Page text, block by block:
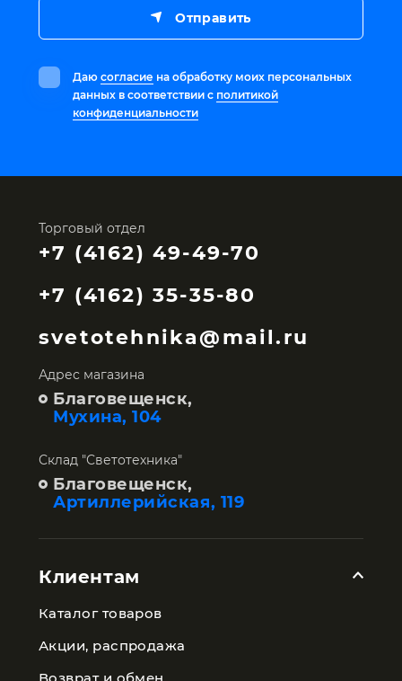
Даю согласие на обработку моих персональных
данных в соответствии с политикой
конфиденциальности
Отправить
Торговый отдел
+7 (4162) 49-49-70
+7 (4162) 35-35-80
svetotehnika@mail.ru
Адрес магазина
Благовещенск,
Мухина, 104
Склад "Светотехника"
Благовещенск,
Артиллерийская, 119
Клиентам
Каталог товаров
Акции, распродажа